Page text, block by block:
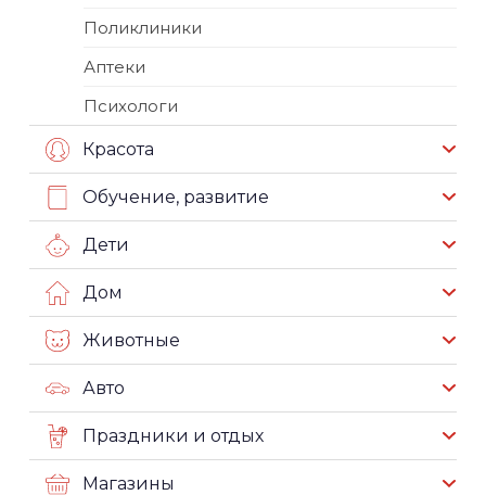
Поликлиники
Аптеки
Психологи
Красота
Обучение, развитие
Дети
Дом
Животные
Авто
Праздники и отдых
Магазины